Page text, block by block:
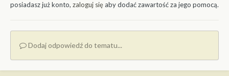
posiadasz już konto, zaloguj sięaby dodać zawartość za jego pomocą.
Dodaj odpowiedź do tematu...